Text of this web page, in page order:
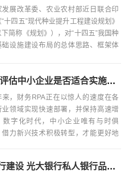
另一方面则与艺术追求个性、拒绝套
然...
发展改革委、农业农村部近日联合印
十四五”现代种业提升工程建设规划》
下简称《规划》），对“十四五”我国种
础设施建设布局的总体思路、框架体
自强、种源自主可控提供了支撑。
划》的发布，让“十四五”现代种业提
UB Store支招丨如何评估中小企业是否适合实施财务RPA？
来，财务RPA正在以惊人的速度在各
业领域实现快速部署，并保持高速增
数字化时代，中小企业唯有与时俱
借力新兴技术积极转型，才能更好地
人工会增加人力成本和培训负担，而
深化一流财富管理银行建设 光大银行私人银行品牌全新升级